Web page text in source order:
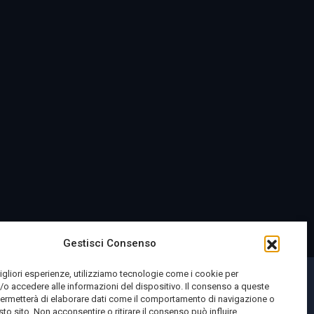
Gestisci Consenso
esperienze, utilizziamo tecnologie come i cookie per
o accedere alle informazioni del dispositivo. Il consenso a queste
di elaborare dati come il comportamento di navigazione o
sito. Non acconsentire o ritirare il consenso può influire